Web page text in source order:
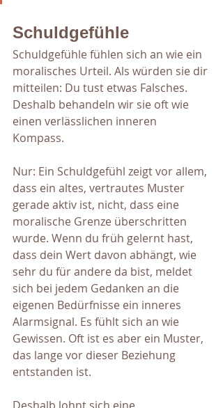
Schuldgefühle
Schuldgefühle fühlen sich an wie ein
moralisches Urteil. Als würden sie dir
mitteilen: Du tust etwas Falsches.
Deshalb behandeln wir sie oft wie
einen verlässlichen inneren
Kompass.
Nur: Ein Schuldgefühl zeigt vor allem,
dass ein altes, vertrautes Muster
gerade aktiv ist, nicht, dass eine
moralische Grenze überschritten
wurde. Wenn du früh gelernt hast,
dass dein Wert davon abhängt, wie
sehr du für andere da bist, meldet
sich bei jedem Gedanken an die
eigenen Bedürfnisse ein inneres
Alarmsignal. Es fühlt sich an wie
Gewissen. Oft ist es aber ein Muster,
das lange vor dieser Beziehung
entstanden ist.